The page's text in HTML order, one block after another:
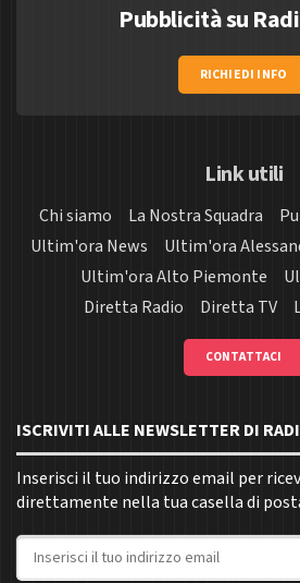
Pubblicità su
RICHIEDI INFO
Link utili
Chi siamo La Nostra Squadra
Ultim'ora News
Ultim'ora
Ultim'ora Alto Piemonte
Diretta Radio
Diretta TV
CONTATTACI
ISCRIVITI ALLE NEWSLETTER DI
Inserisci il tuo indirizzo email per
direttamente nella tua casella di
Indirizzo email